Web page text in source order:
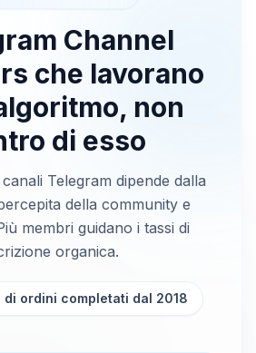
Channel
che lavorano
non
di esso
Telegram dipende dalla
della community e
membri guidano i tassi di
organica.
di ordini completati dal 2018